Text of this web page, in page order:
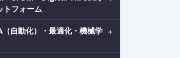
トフォーム
（自動化）・最適化・機械学